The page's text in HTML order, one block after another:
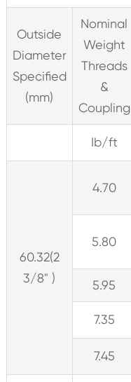
Outside
Diameter
Specified
(mm)
Nominal
Weight
Threads
&
Coupling
Ib/ft
60.32(2
3/8" )
4.70
5.80
5.95
7.35
7.45